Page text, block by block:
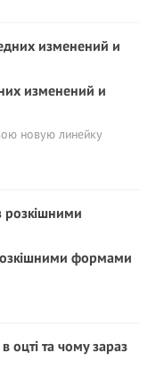
изменений и
новую линейку
формами